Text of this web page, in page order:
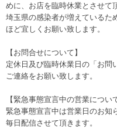
めに、お店を臨時休業とさせて
埼玉県の感染者が増えているた
ほど宜しくお願い致します。
【お問合せについて】
定休日及び臨時休業日の「お問
ご連絡をお願い致します。
【緊急事態宣言中の営業につい
緊急事態宣言中は営業日のお知
毎日配信させて頂きます。